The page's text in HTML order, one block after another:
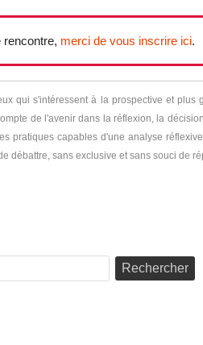
rencontre, merci de vous inscrire ici.
qui s'intéressent à la prospective et plus
de l'avenir dans la réflexion, la
pratiques capables d'une analyse
débattre, sans exclusive et sans souci de
Rechercher